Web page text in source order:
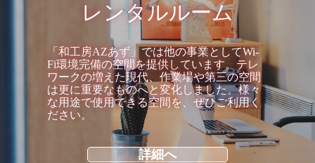
レンタルルーム
「和工房AZあず」では他の事業としてWi-
Fi環境完備の空間を提供しています。テレ
ワークの増えた現代、作業場や第三の空間
は更に重要なものへと変化しました。様々
な用途で使用できる空間を、ぜひご利用く
ださい。
詳細へ